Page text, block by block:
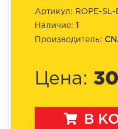
Артикул: ROPE-SL-
Наличие:
Производитель:
Цена:
В